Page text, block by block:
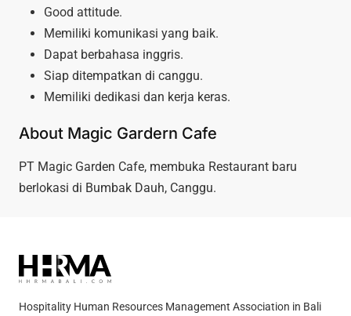
Good attitude.
Memiliki komunikasi yang baik.
Dapat berbahasa inggris.
Siap ditempatkan di canggu.
Memiliki dedikasi dan kerja keras.
About Magic Gardern Cafe
PT Magic Garden Cafe, membuka Restaurant baru
berlokasi di Bumbak Dauh, Canggu.
Hospitality Human Resources Management Association in Bali